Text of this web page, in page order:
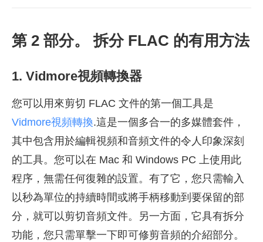
第 2 部分。 拆分 FLAC 的有用方法
1. Vidmore視頻轉換器
您可以用來剪切 FLAC 文件的第一個工具是
Vidmore視頻轉換.這是一個多合一的多媒體套件，
其中包含用於編輯視頻和音頻文件的令人印象深刻
的工具。您可以在 Mac 和 Windows PC 上使用此
程序，無需任何復雜的設置。有了它，您只需輸入
以秒為單位的持續時間或將手柄移動到要保留的部
分，就可以剪切音頻文件。另一方面，它具有拆分
功能，您只需單擊一下即可修剪音頻的介紹部分。